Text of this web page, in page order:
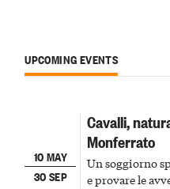
UPCOMING EVENTS
10 MAY
30 SEP
Cavalli,
Monferrato
Un soggiorno
e provare le